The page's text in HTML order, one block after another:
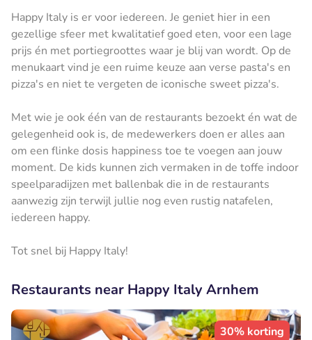
Happy Italy is er voor iedereen. Je geniet hier in een
gezellige sfeer met kwalitatief goed eten, voor een lage
prijs én met portiegroottes waar je blij van wordt. Op de
menukaart vind je een ruime keuze aan verse pasta's en
pizza's en niet te vergeten de iconische sweet pizza's.
Met wie je ook één van de restaurants bezoekt én wat de
gelegenheid ook is, de medewerkers doen er alles aan
om een flinke dosis happiness toe te voegen aan jouw
moment. De kids kunnen zich vermaken in de toffe indoor
speelparadijzen met ballenbak die in de restaurants
aanwezig zijn terwijl jullie nog even rustig natafelen,
iedereen happy.
Tot snel bij Happy Italy!
Restaurants near Happy Italy Arnhem
30% korting